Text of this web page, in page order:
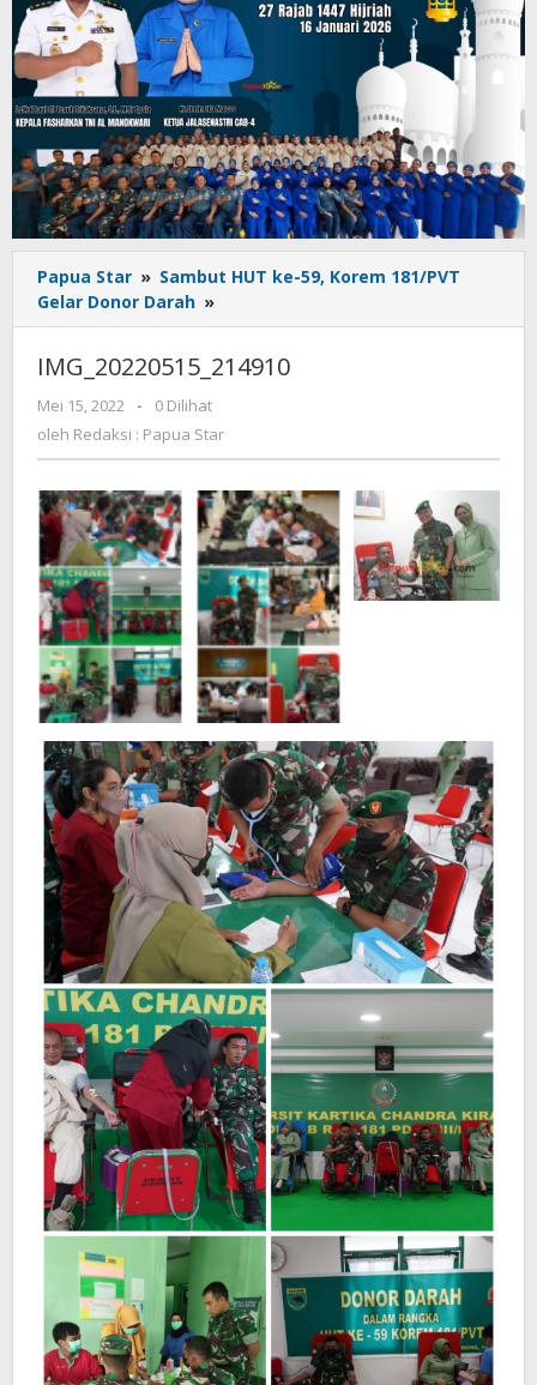
Papua Star » Sambut HUT ke-59, Korem 181/PVT
Gelar Donor Darah »
IMG_20220515_214910
Mei 15, 2022
oleh
Redaksi
Star
-
0 Dilihat
oleh Redaksi : Papua Star